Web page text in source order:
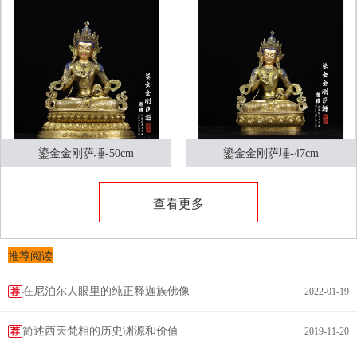
鎏金金刚萨埵-50cm 鎏金金刚萨埵-47cm
查看更多
推荐阅读
荐 在尼泊尔人眼里的纯正释迦族佛像 2022-01-19
荐 简述西天梵相的历史渊源和价值 2019-11-20